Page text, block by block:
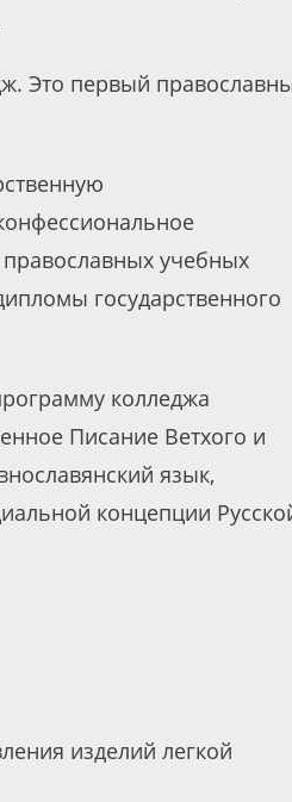
Это первый
учебных
государственного
колледжа
Писание Ветхого и
язык,
концепции
изделий легкой